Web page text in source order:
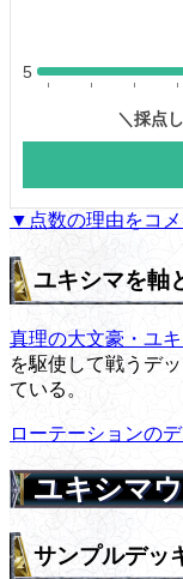
▼点数の理由をコメ
ユキシマを軸
真理の大文豪・ユ
を駆使して戦うデ
ている。
ローテーションの
ユキシマ
サンプルデッ